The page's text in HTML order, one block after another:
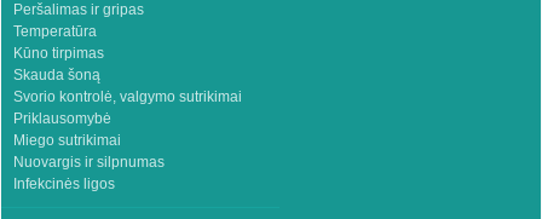
Peršalimas ir gripas
Temperatūra
Kūno tirpimas
Skauda šoną
Svorio kontrolė, valgymo sutrikimai
Priklausomybė
Miego sutrikimai
Nuovargis ir silpnumas
Infekcinės ligos